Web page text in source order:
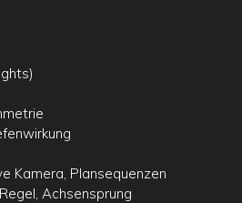
Kamera, Plansequenzen
Achsensprung